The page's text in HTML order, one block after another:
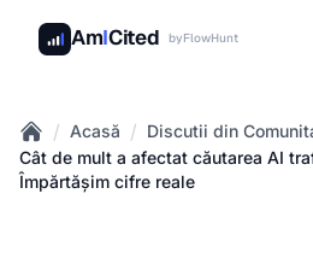
AmICited byFlowHunt
Home
/ Acasă / Discutii din
Cât de mult a afectat căutarea AI
Împărtășim cifre reale